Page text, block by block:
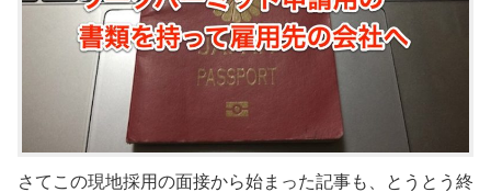
さてこの現地採用の面接から始まった記事も、とうとう終